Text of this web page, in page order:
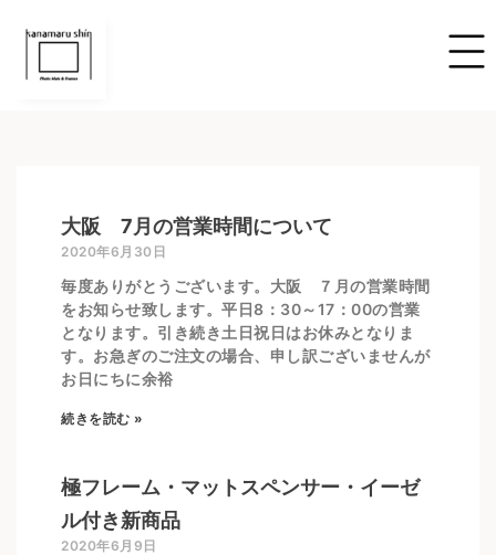
大阪 7月の営業時間について
2020年6月30日
毎度ありがとうございます。大阪 ７月の営業時間
をお知らせ致します。平日8：30～17：00の営業
となります。引き続き土日祝日はお休みとなりま
す。お急ぎのご注文の場合、申し訳ございませんが
お日にちに余裕
続きを読む »
極フレーム・マットスペンサー・イーゼ
ル付き新商品
2020年6月9日